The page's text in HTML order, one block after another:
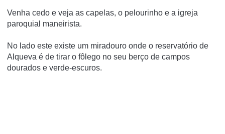
Venha cedo e veja as capelas, o pelourinho e a igreja
paroquial maneirista.
No lado este existe um miradouro onde o reservatório de
Alqueva é de tirar o fôlego no seu berço de campos
dourados e verde-escuros.